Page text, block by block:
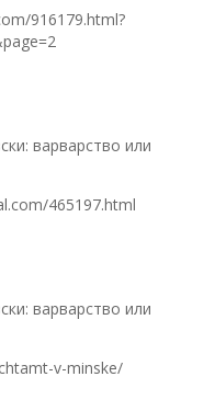
916179.html?
варварство или
465197.html
варварство или
v-minske/